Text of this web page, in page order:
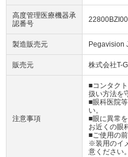
高度管理医療機器承
認番号
製造販売元 Pegavision
販売元 株式会社T-
注意事項
■コンタク
扱い方法を
■眼科医院
い。
■眼に異常
お近くの眼
■ご使用の
※装用のイ
意ください。